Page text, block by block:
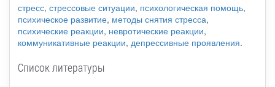
стресс, стрессовые ситуации, психологическая помощь,
психическое развитие, методы снятия стресса,
психические реакции, невротические реакции,
коммуникативные реакции, депрессивные проявления.
Список литературы